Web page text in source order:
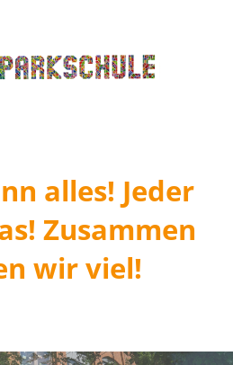
alles! Jeder
Zusammen
wir viel!